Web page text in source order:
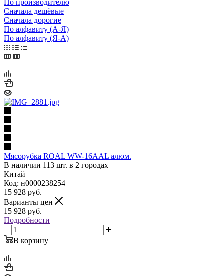
По производителю
Сначала дешёвые
Сначала дорогие
По алфавиту (А-Я)
По алфавиту (Я-А)
Мясорубка ROAL WW-16AAL алюм.
В наличии 113 шт. в 2 городах
Китай
Код: н0000238254
15 928 руб.
Варианты цен
15 928 руб.
Подробности
В корзину